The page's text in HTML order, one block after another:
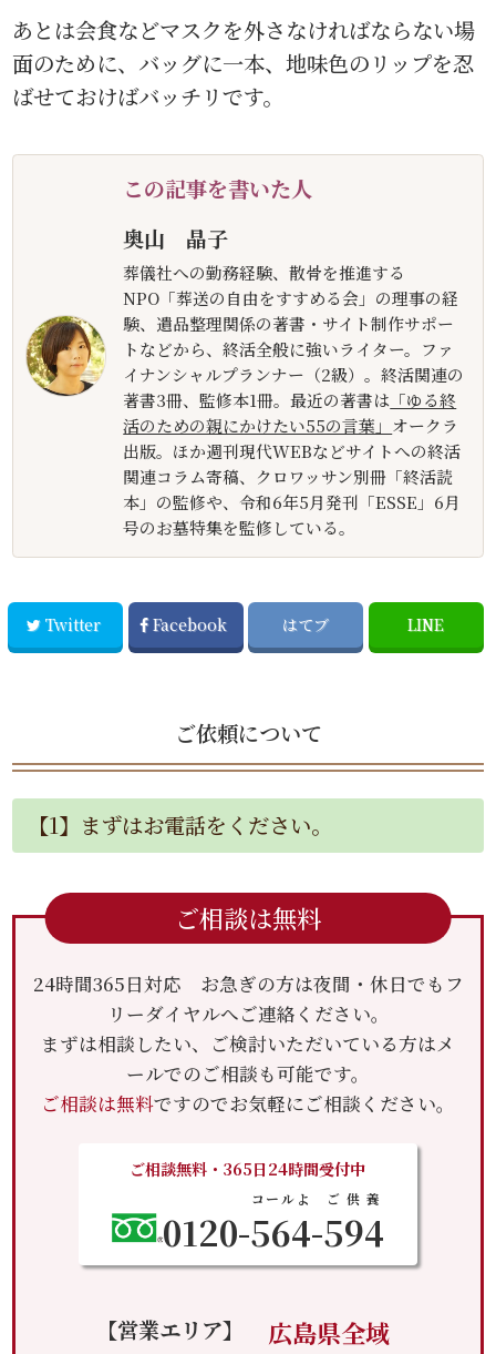
あとは会食などマスクを外さなければならない場
面のために、バッグに一本、地味色のリップを忍
ばせておけばバッチリです。
この記事を書いた人
奥山 晶子
葬儀社への勤務経験、散骨を推進する
NPO「葬送の自由をすすめる会」の理事の経
験、遺品整理関係の著書・サイト制作サポー
トなどから、終活全般に強いライター。ファ
イナンシャルプランナー（2級）。終活関連の
著書3冊、監修本1冊。最近の著書は 「ゆる終
活のための親にかけたい55の言葉」 オークラ
出版。ほか週刊現代WEBなどサイトへの終活
関連コラム寄稿、クロワッサン別冊「終活読
本」の監修や、令和6年5月発刊「ESSE」6月
号のお墓特集を監修している。
Twitter Facebook はてブ LINE
ご依頼について
【1】まずはお電話をください。
ご相談は無料
24時間365日対応 お急ぎの方は夜間・休日でもフ
リーダイヤルへご連絡ください。
まずは相談したい、ご検討いただいている方はメ
ールでのご相談も可能です。
ご相談は無料ですのでお気軽にご相談ください。
ご相談無料・365日24時間受付中
0120-564
コールよ
-594
ご供養
【営業エリア】 広島県全域